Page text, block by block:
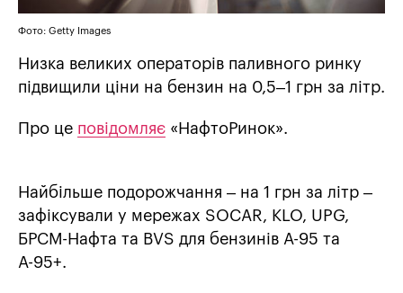
Фото: Getty Images
Низка великих операторів паливного ринку
підвищили ціни на бензин на 0,5–1 грн за літр.
Про це повідомляє «НафтоРинок».
Найбільше подорожчання – на 1 грн за літр –
зафіксували у мережах SOCAR, KLO, UPG,
БРСМ-Нафта та BVS для бензинів А-95 та
А-95+.